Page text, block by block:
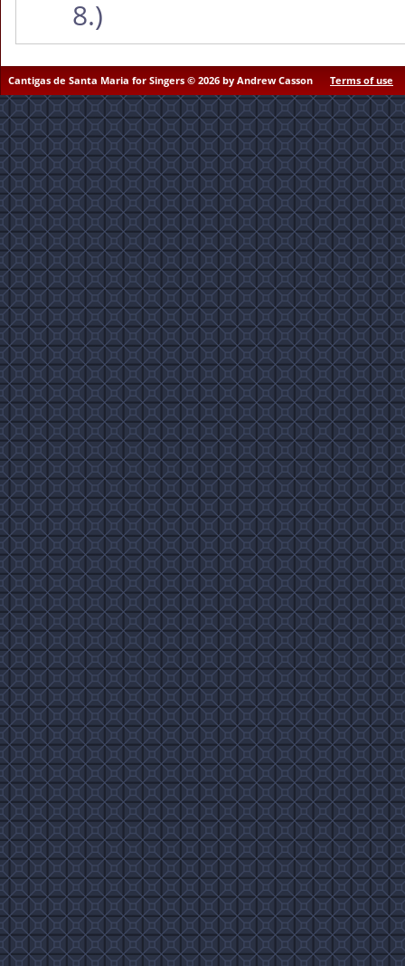
8.)
Cantigas de Santa Maria for Singers © 2026 by Andrew Casson Terms of use